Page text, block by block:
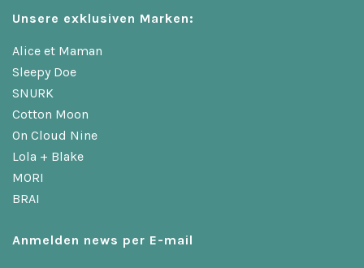
Unsere exklusiven Marken:
Alice et Maman
Sleepy Doe
SNURK
Cotton Moon
On Cloud Nine
Lola + Blake
MORI
BRAI
Anmelden news per E-mail